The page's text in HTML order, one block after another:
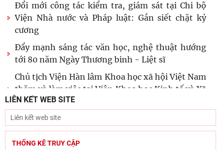
Đổi mới công tác kiểm tra, giám sát tại Chi bộ
Viện Nhà nước và Pháp luật: Gắn siết chặt kỷ
cương
Đẩy mạnh sáng tác văn học, nghệ thuật hướng
tới 80 năm Ngày Thương binh - Liệt sĩ
Chủ tịch Viện Hàn lâm Khoa học xã hội Việt Nam
thăm và làm việc tại Viện Khoa học Kinh tế và Xã
hội
Dân chủ theo tư tưởng Hồ Chí Minh và sự vận
dụng tư tưởng Hồ Chí Minh về dân chủ của Đảng
Cộng sản
LIÊN KẾT WEB SITE
THỐNG KÊ TRUY CẬP